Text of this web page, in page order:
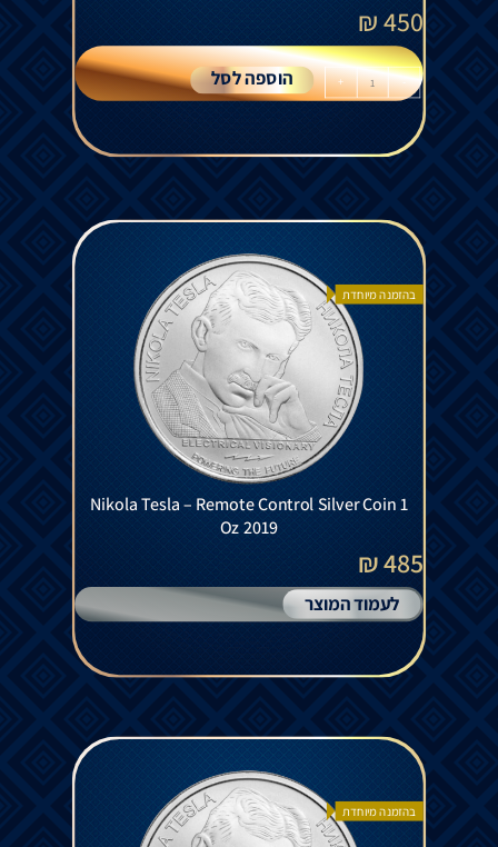
450
₪
-
+ הוספה לסל
בהזמנה מיוחדת
Nikola Tesla – Remote Control Silver Coin 1
Oz 2019
485 ₪
לעמוד המוצר
בהזמנה מיוחדת